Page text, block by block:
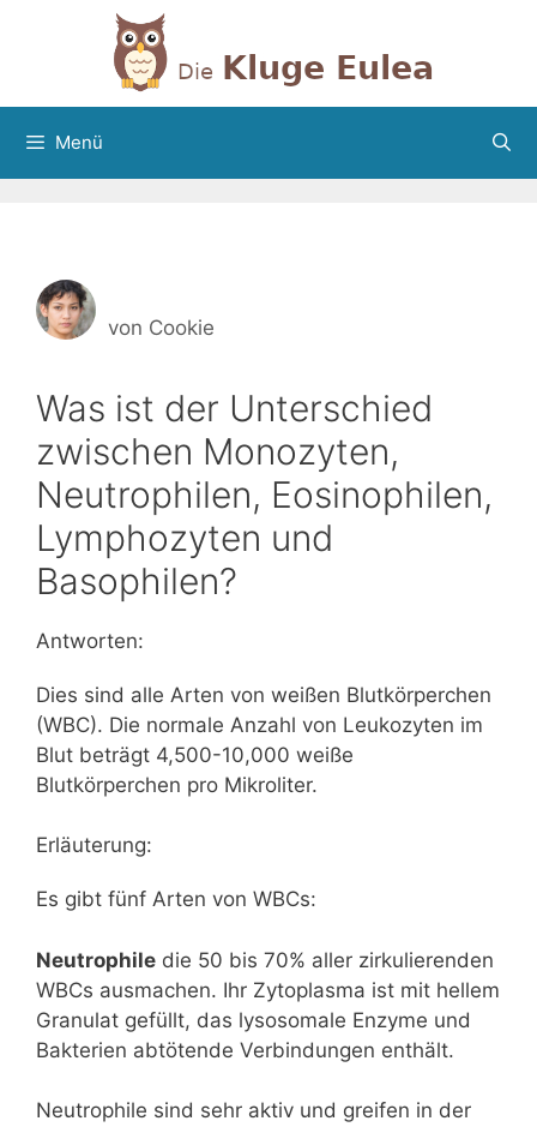
Menü
von Cookie
Was ist der Unterschied
zwischen Monozyten,
Neutrophilen, Eosinophilen,
Lymphozyten und
Basophilen?
Antworten:
Dies sind alle Arten von weißen Blutkörperchen
(WBC). Die normale Anzahl von Leukozyten im
Blut beträgt 4,500-10,000 weiße
Blutkörperchen pro Mikroliter.
Erläuterung:
Es gibt fünf Arten von WBCs:
Neutrophile die 50 bis 70% aller zirkulierenden
WBCs ausmachen. Ihr Zytoplasma ist mit hellem
Granulat gefüllt, das lysosomale Enzyme und
Bakterien abtötende Verbindungen enthält.
Neutrophile sind sehr aktiv und greifen in der